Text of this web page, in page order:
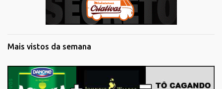
Mais vistos da semana